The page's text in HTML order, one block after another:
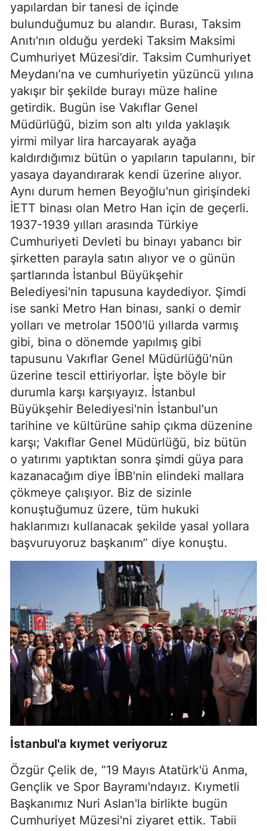
yapılardan bir tanesi de içinde
bulunduğumuz bu alandır. Burası, Taksim
Anıtı'nın olduğu yerdeki Taksim Maksimi
Cumhuriyet Müzesi’dir. Taksim Cumhuriyet
Meydanı’na ve cumhuriyetin yüzüncü yılına
yakışır bir şekilde burayı müze haline
getirdik. Bugün ise Vakıflar Genel
Müdürlüğü, bizim son altı yılda yaklaşık
yirmi milyar lira harcayarak ayağa
kaldırdığımız bütün o yapıların tapularını, bir
yasaya dayandırarak kendi üzerine alıyor.
Aynı durum hemen Beyoğlu'nun girişindeki
İETT binası olan Metro Han için de geçerli.
1937-1939 yılları arasında Türkiye
Cumhuriyeti Devleti bu binayı yabancı bir
şirketten parayla satın alıyor ve o günün
şartlarında İstanbul Büyükşehir
Belediyesi'nin tapusuna kaydediyor. Şimdi
ise sanki Metro Han binası, sanki o demir
yolları ve metrolar 1500'lü yıllarda varmış
gibi, bina o dönemde yapılmış gibi
tapusunu Vakıflar Genel Müdürlüğü'nün
üzerine tescil ettiriyorlar. İşte böyle bir
durumla karşı karşıyayız. İstanbul
Büyükşehir Belediyesi'nin İstanbul'un
tarihine ve kültürüne sahip çıkma düzenine
karşı; Vakıflar Genel Müdürlüğü, biz bütün
o yatırımı yaptıktan sonra şimdi güya para
kazanacağım diye İBB'nin elindeki mallara
çökmeye çalışıyor. Biz de sizinle
konuştuğumuz üzere, tüm hukuki
haklarımızı kullanacak şekilde yasal yollara
başvuruyoruz başkanım” diye konuştu.
İstanbul'a kıymet veriyoruz
Özgür Çelik de, “19 Mayıs Atatürk'ü Anma,
Gençlik ve Spor Bayramı'ndayız. Kıymetli
Başkanımız Nuri Aslan'la birlikte bugün
Cumhuriyet Müzesi'ni ziyaret ettik. Tabii